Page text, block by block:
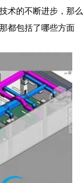
术的不断进步，那么
都包括了哪些方面